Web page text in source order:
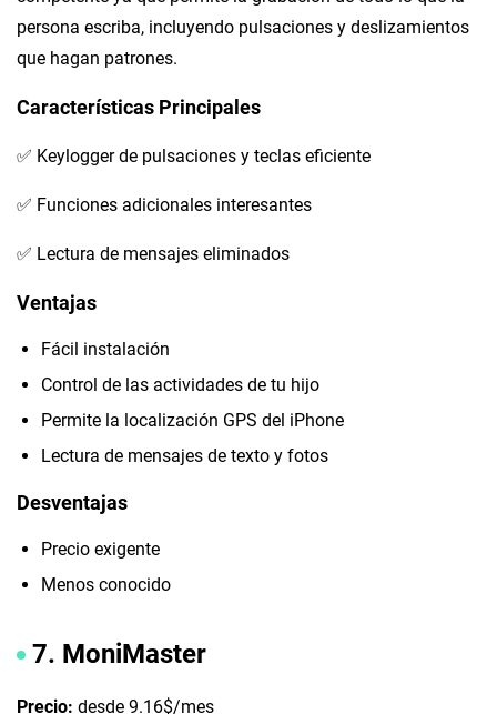
persona escriba, incluyendo pulsaciones y deslizamientos
que hagan patrones.
Características Principales
✅ Keylogger de pulsaciones y teclas eficiente
✅ Funciones adicionales interesantes
✅ Lectura de mensajes eliminados
Ventajas
Fácil instalación
Control de las actividades de tu hijo
Permite la localización GPS del iPhone
Lectura de mensajes de texto y fotos
Desventajas
Precio exigente
Menos conocido
7. MoniMaster
Precio: desde 9.16$/mes